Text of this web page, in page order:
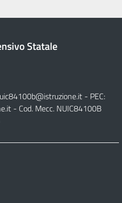
Statale
- PEC:
- Cod. Mecc. NUIC84100B